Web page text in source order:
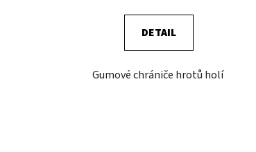
DETAIL
Gumové chrániče hrotů holí